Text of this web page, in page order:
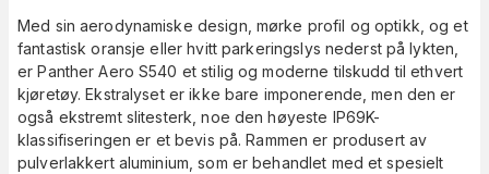
Med sin aerodynamiske design, mørke profil og optikk, og et
fantastisk oransje eller hvitt parkeringslys nederst på lykten,
er Panther Aero S540 et stilig og moderne tilskudd til ethvert
kjøretøy. Ekstralyset er ikke bare imponerende, men den er
også ekstremt slitesterk, noe den høyeste IP69K-
klassifiseringen er et bevis på. Rammen er produsert av
pulverlakkert aluminium, som er behandlet med et spesielt